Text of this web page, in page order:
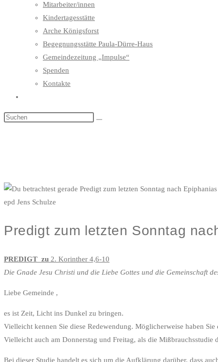
Mitarbeiter/innen
Kindertagesstätte
Arche Königsforst
Begegnungsstätte Paula-Dürre-Haus
Gemeindezeitung „Impulse“
Spenden
Kontakte
umschalten
epd Jens Schulze
Predigt zum letzten Sonntag
PREDIGT zu 2. Korinther 4,6-10
Die Gnade Jesu Christi und die Liebe Gottes und die Gemeinschaft
Liebe Gemeinde ,
es ist Zeit, Licht ins Dunkel zu bringen.
Vielleicht kennen Sie diese Redewendung. Möglicherweise haben
Vielleicht auch am Donnerstag und Freitag, als die
Bei dieser Studie handelt es sich um die Aufklärung darüber, dass